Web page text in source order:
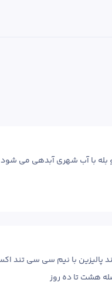
بله با آب شهری آبدهی می شود